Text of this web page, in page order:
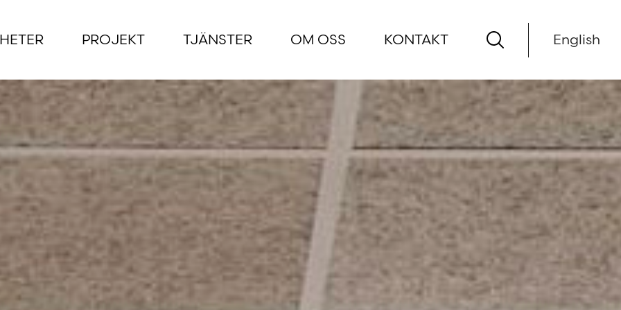
PROJEKT TJÄNSTER OM OSS KONTAKT English